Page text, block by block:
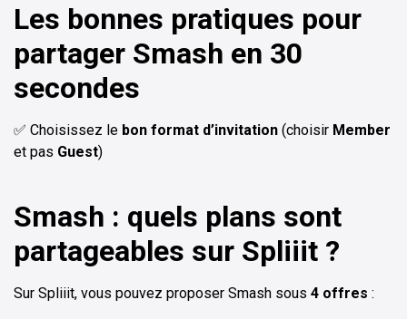
Les bonnes pratiques pour
partager Smash en 30
secondes
✅ Choisissez le bon format d’invitation (choisir Member
et pas Guest)
Smash : quels plans sont
partageables sur Spliiit ?
Sur Spliiit, vous pouvez proposer Smash sous 4 offres :